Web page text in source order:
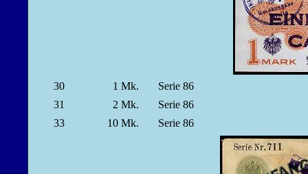
30 1 Mk.
Serie 86
31
2 Mk.
Serie 86
33
10 Mk. Serie 86